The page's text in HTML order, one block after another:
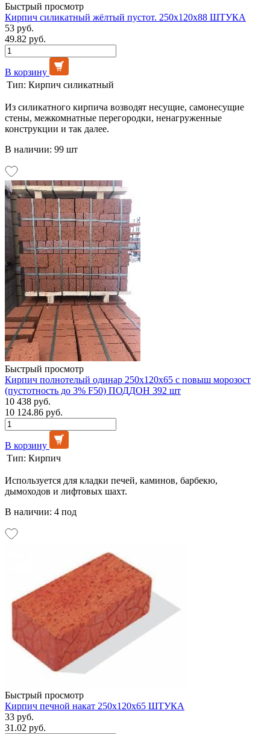
Быстрый просмотр
Кирпич силикатный жёлтый пустот. 250х120х88 ШТУКА
53 руб.
49.82 руб.
В корзину
Тип: Кирпич силикатный
Из силикатного кирпича возводят несущие, самонесущие
стены, межкомнатные перегородки, ненагруженные
конструкции и так далее.
В наличии: 99 шт
Быстрый просмотр
Кирпич полнотелый одинар 250x120x65 с повыш морозост
(пустотность до 3% F50) ПОДДОН 392 шт
10 438 руб.
10 124.86 руб.
В корзину
Тип: Кирпич
Используется для кладки печей, каминов, барбекю,
дымоходов и лифтовых шахт.
В наличии: 4 под
Быстрый просмотр
Кирпич печной накат 250x120x65 ШТУКА
33 руб.
31.02 руб.